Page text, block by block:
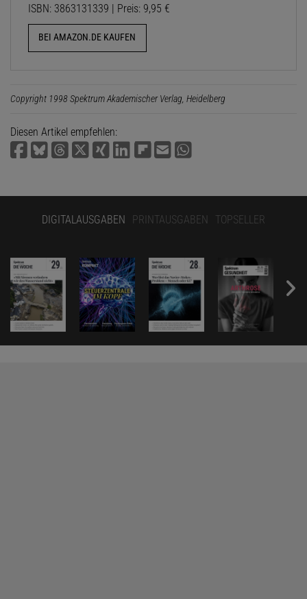
ISBN: 3863131339 | Preis: 9,95 €
BEI AMAZON.DE KAUFEN
Copyright 1998 Spektrum Akademischer Verlag, Heidelberg
Diesen Artikel empfehlen:
DIGITALAUSGABEN PRINTAUSGABEN TOPSELLER